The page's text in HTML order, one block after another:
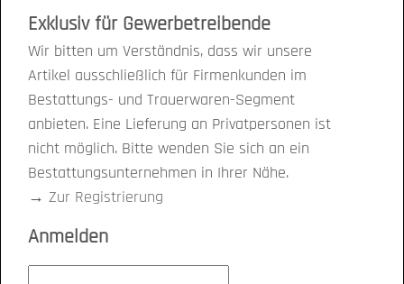
Exklusiv für Gewerbetreibende
Wir bitten um Verständnis, dass wir unsere
Artikel ausschließlich für Firmenkunden im
Bestattungs- und Trauerwaren-Segment
anbieten. Eine Lieferung an Privatpersonen ist
nicht möglich. Bitte wenden Sie sich an ein
Bestattungsunternehmen in Ihrer Nähe.
→ Zur Registrierung
Anmelden